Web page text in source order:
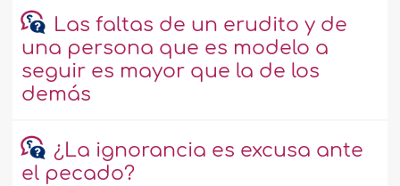
Las faltas de un erudito y de
una persona que es modelo a
seguir es mayor que la de los
demás
¿La ignorancia es excusa ante
el pecado?